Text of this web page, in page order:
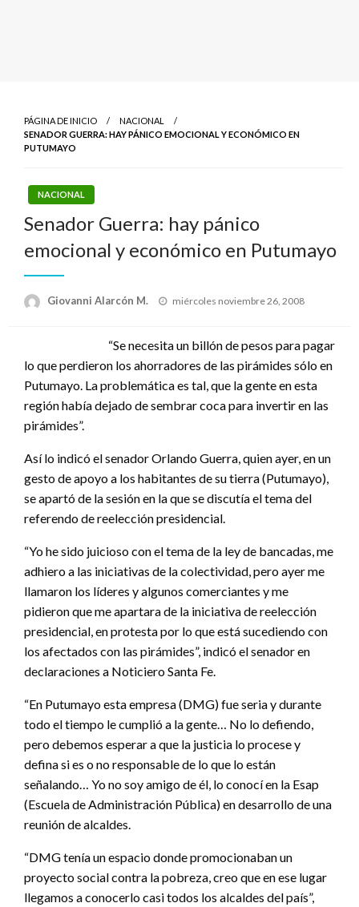
PÁGINA DE INICIO
NACIONAL
SENADOR GUERRA: HAY PÁNICO EMOCIONAL Y ECONÓMICO EN
PUTUMAYO
NACIONAL
Senador Guerra: hay pánico
emocional y económico en Putumayo
Giovanni Alarcón M.
Publicado
miércoles noviembre 26, 2008
“Se necesita un billón de pesos para pagar
lo que perdieron los ahorradores de las pirámides sólo en
Putumayo. La problemática es tal, que la gente en esta
región había dejado de sembrar coca para invertir en las
pirámides”.
Así lo indicó el senador Orlando Guerra, quien ayer, en un
gesto de apoyo a los habitantes de su tierra (Putumayo),
se apartó de la sesión en la que se discutía el tema del
referendo de reelección presidencial.
“Yo he sido juicioso con el tema de la ley de bancadas, me
adhiero a las iniciativas de la colectividad, pero ayer me
llamaron los líderes y algunos comerciantes y me
pidieron que me apartara de la iniciativa de reelección
presidencial, en protesta por lo que está sucediendo con
los afectados con las pirámides”, indicó el senador en
declaraciones a Noticiero Santa Fe.
“En Putumayo esta empresa (DMG) fue seria y durante
todo el tiempo le cumplió a la gente… No lo defiendo,
pero debemos esperar a que la justicia lo procese y
defina si es o no responsable de lo que lo están
señalando… Yo no soy amigo de él, lo conocí en la Esap
(Escuela de Administración Pública) en desarrollo de una
reunión de alcaldes.
“DMG tenía un espacio donde promocionaban un
proyecto social contra la pobreza, creo que en ese lugar
llegamos a conocerlo casi todos los alcaldes del país”,